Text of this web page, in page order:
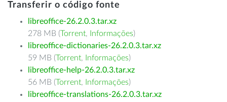
Transferir o código fonte
libreoffice-26.2.0.3.tar.xz
278 MB (Torrent, Informações)
libreoffice-dictionaries-26.2.0.3.tar.xz
59 MB (Torrent, Informações)
libreoffice-help-26.2.0.3.tar.xz
56 MB (Torrent, Informações)
libreoffice-translations-26.2.0.3.tar.xz